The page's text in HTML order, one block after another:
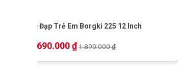
Xe Đạp Trẻ Em Borgki 225 12 Inch
1.690.000₫1.890.000₫